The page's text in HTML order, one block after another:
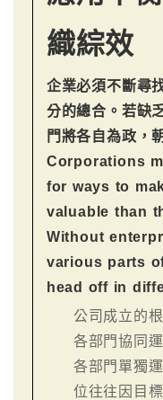
織綜效
企業必須不斷尋
分的總合。若缺
門將各自為政，
Corporations
for ways to
valuable than
Without
various parts
head off in
公司成立的
各部門協同
各部門單獨
位往往因目